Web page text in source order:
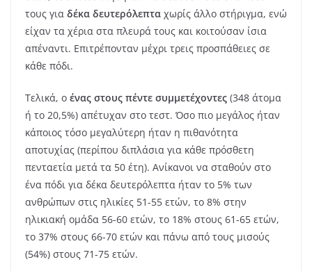
τους για δέκα δευτερόλεπτα χωρίς άλλο στήριγμα, ενώ
είχαν τα χέρια στα πλευρά τους και κοιτούσαν ίσια
απέναντι. Επιτρέπονταν μέχρι τρεις προσπάθειες σε
κάθε πόδι.
Τελικά, ο ένας στους πέντε συμμετέχοντες (348 άτομα
ή το 20,5%) απέτυχαν στο τεστ. Όσο πιο μεγάλος ήταν
κάποιος τόσο μεγαλύτερη ήταν η πιθανότητα
αποτυχίας (περίπου διπλάσια για κάθε πρόσθετη
πενταετία μετά τα 50 έτη). Ανίκανοι να σταθούν στο
ένα πόδι για δέκα δευτερόλεπτα ήταν το 5% των
ανθρώπων στις ηλικίες 51-55 ετών, το 8% στην
ηλικιακή ομάδα 56-60 ετών, το 18% στους 61-65 ετών,
το 37% στους 66-70 ετών και πάνω από τους μισούς
(54%) στους 71-75 ετών.